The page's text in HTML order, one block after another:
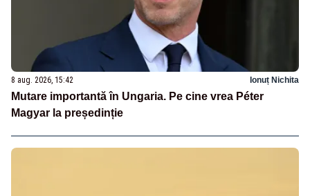
8 aug. 2026, 15:42 Ionuț Nichita
Mutare importantă în Ungaria. Pe cine vrea Péter
Magyar la președinție